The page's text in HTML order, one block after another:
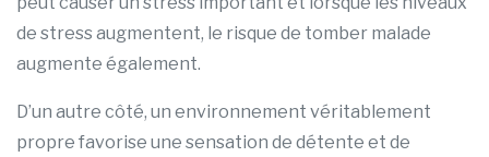
de stress augmentent, le risque de tomber malade
augmente également.
D’un autre côté, un environnement véritablement
propre favorise une sensation de détente et de